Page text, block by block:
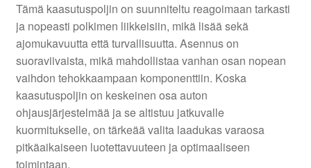
Tämä kaasutuspoljin on suunniteltu reagoimaan tarkasti
ja nopeasti polkimen liikkeisiin, mikä lisää sekä
ajomukavuutta että turvallisuutta. Asennus on
suoraviivaista, mikä mahdollistaa vanhan osan nopean
vaihdon tehokkaampaan komponenttiin. Koska
kaasutuspoljin on keskeinen osa auton
ohjausjärjestelmää ja se altistuu jatkuvalle
kuormitukselle, on tärkeää valita laadukas varaosa
pitkäaikaiseen luotettavuuteen ja optimaaliseen
toimintaan.